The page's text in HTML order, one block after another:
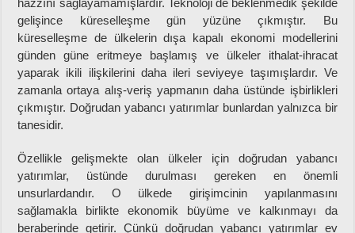
gelişince küreselleşme gün yüzüne çıkmıştır. Bu
küreselleşme de ülkelerin dışa kapalı ekonomi modellerini
günden güne eritmeye başlamış ve ülkeler ithalat-ihracat
yaparak ikili ilişkilerini daha ileri seviyeye taşımışlardır. Ve
zamanla ortaya alış-veriş yapmanın daha üstünde işbirlikleri
çıkmıştır. Doğrudan yabancı yatırımlar bunlardan yalnızca bir
tanesidir.
Özellikle gelişmekte olan ülkeler için doğrudan yabancı
yatırımlar, üstünde durulması gereken en önemli
unsurlardandır. O ülkede girişimcinin yapılanmasını
sağlamakla birlikte ekonomik büyüme ve kalkınmayı da
beraberinde getirir. Çünkü doğrudan yabancı yatırımlar ev